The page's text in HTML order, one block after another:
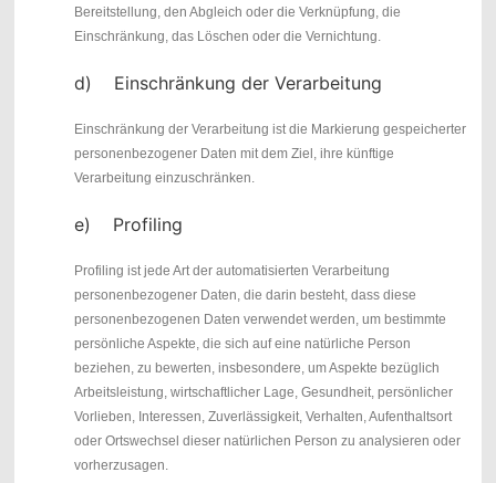
Bereitstellung, den Abgleich oder die Verknüpfung, die
Einschränkung, das Löschen oder die Vernichtung.
d) Einschränkung der Verarbeitung
Einschränkung der Verarbeitung ist die Markierung gespeicherter
personenbezogener Daten mit dem Ziel, ihre künftige
Verarbeitung einzuschränken.
e) Profiling
Profiling ist jede Art der automatisierten Verarbeitung
personenbezogener Daten, die darin besteht, dass diese
personenbezogenen Daten verwendet werden, um bestimmte
persönliche Aspekte, die sich auf eine natürliche Person
beziehen, zu bewerten, insbesondere, um Aspekte bezüglich
Arbeitsleistung, wirtschaftlicher Lage, Gesundheit, persönlicher
Vorlieben, Interessen, Zuverlässigkeit, Verhalten, Aufenthaltsort
oder Ortswechsel dieser natürlichen Person zu analysieren oder
vorherzusagen.